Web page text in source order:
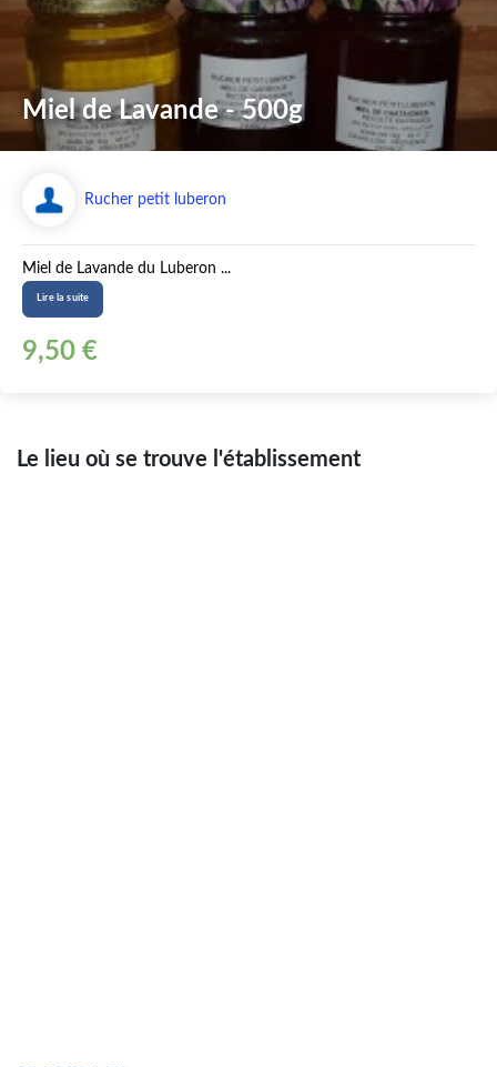
Miel de Lavande - 500g
Rucher petit luberon
Miel de Lavande du Luberon ...
Lire la suite
9,50 €
Le lieu où se trouve l'établissement